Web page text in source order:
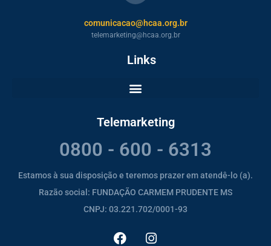
comunicacao@hcaa.org.br
telemarketing@hcaa.org.br
Links
Telemarketing
0800 - 600 - 6313
Estamos à sua disposição e teremos prazer em atendê-lo (a).
Razão social: FUNDAÇÃO CARMEM PRUDENTE MS
CNPJ: 03.221.702/0001-93